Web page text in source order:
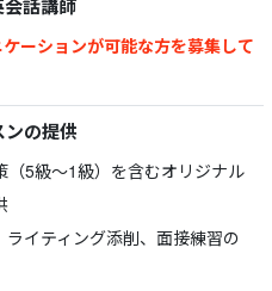
話講師
ーションが可能な方を募集して
の提供
（5級〜1級）を含むオリジナル
ライティング添削、面接練習の